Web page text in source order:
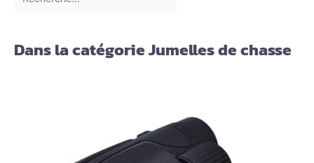
Dans la catégorie Jumelles de chasse